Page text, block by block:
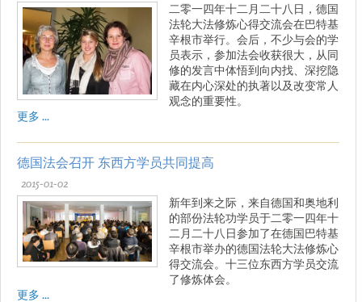
二零一四年十二月二十八日，德国
法轮大法修炼心得交流会在巴特基
辛根市举行。会后，不少与会的学
员表示，参加法会收获很大，从同
修的发言中体悟到向内找、深挖隐
藏在内心深处的执著以及改变常人
观念的重要性。
更多 ...
德国法会召开 东西方学员共同提高
2015-01-02
新年到来之际，来自德国和奥地利
的部份法轮功学员于二零一四年十
二月二十八日参加了在德国巴特基
辛根市举办的德国法轮大法修炼心
得交流会。十三位东西方学员交流
了修炼体会。
更多 ...